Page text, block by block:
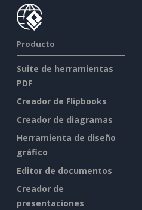
Producto
Suite de herramientas
PDF
Creador de Flipbooks
Creador de diagramas
Herramienta de diseño
gráfico
Editor de documentos
Creador de
presentaciones